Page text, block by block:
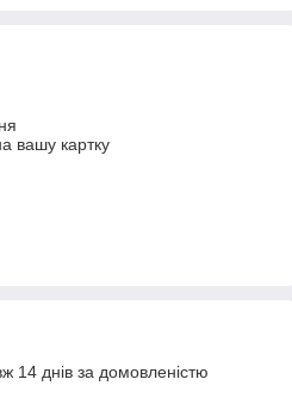
вашу картку
14 днів за домовленістю